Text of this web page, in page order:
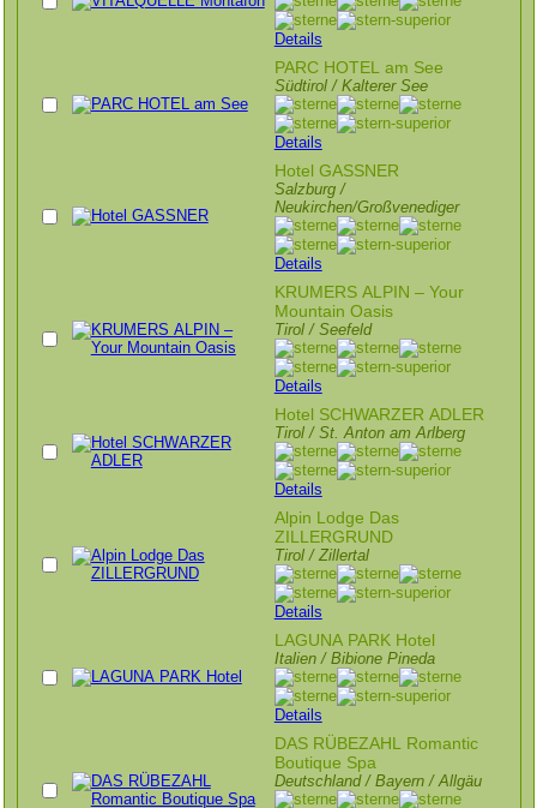
Details
PARC HOTEL am See
Südtirol / Kalterer See
Details
Hotel GASSNER
Salzburg /
Neukirchen/Großvenediger
Details
KRUMERS ALPIN – Your
Mountain Oasis
Tirol / Seefeld
Details
Hotel SCHWARZER ADLER
Tirol / St. Anton am Arlberg
Details
Alpin Lodge Das
ZILLERGRUND
Tirol / Zillertal
Details
LAGUNA PARK Hotel
Italien / Bibione Pineda
Details
DAS RÜBEZAHL Romantic
Boutique Spa
Deutschland / Bayern / Allgäu